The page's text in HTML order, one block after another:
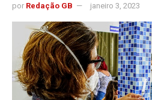
por Redação GB janeiro 3, 2023